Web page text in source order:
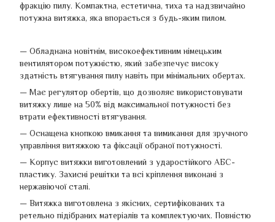
фракцію пилу. Компактна, естетична, тиха та надзвичайно
потужна витяжка, яка впорається з будь-яким пилом.
— Обладнана новітнім, високоефективним німецьким
вентилятором потужністю, який забезпечує високу
здатність втягування пилу навіть при мінімальних обертах.
— Має регулятор обертів, що дозволяє використовувати
витяжку лише на 50% від максимальної потужності без
втрати ефективності втягування.
— Оснащена кнопкою вмикання та вимикання для зручного
управління витяжкою та фіксації обраної потужності.
— Корпус витяжки виготовлений з ударостійкого АБС-
пластику. Захисні решітки та всі кріплення виконані з
нержавіючої сталі.
— Витяжка виготовлена з якісних, сертифікованих та
ретельно підібраних матеріалів та комплектуючих. Повністю